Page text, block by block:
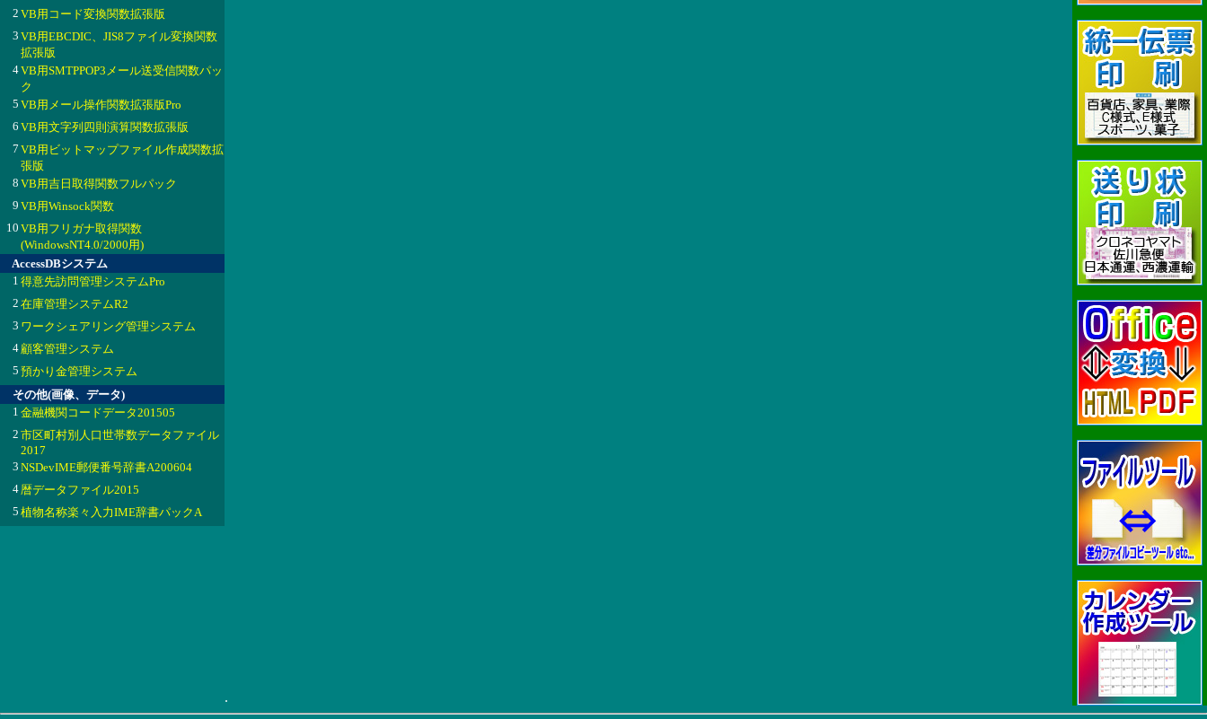
2 VB用コード変換関数拡張版
3 VB用EBCDIC、JIS8ファイル変換関数
拡張版
4VB用SMTPPOP3メール送受信関数パッ
ク
5 VB用メール操作関数拡張版Pro
6 VB用文字列四則演算関数拡張版
7 VB用ビットマップファイル作成関数拡
張版
8 VB用吉日取得関数フルパック
9 VB用Winsock関数
10 VB用フリガナ取得関数
(WindowsNT4.0/2000用)
AccessDBシステム
1 得意先訪問管理システムPro
2 在庫管理システムR2
3 ワークシェアリング管理システム
4顧客管理システム
5 預かり金管理システム
その他(画像、データ)
1 金融機関コードデータ201505
2 市区町村別人口世帯数データファイル
2017
3 NSDevIME郵便番号辞書A200604
4暦データファイル2015
5 植物名称楽々入力IME辞書パックA
.